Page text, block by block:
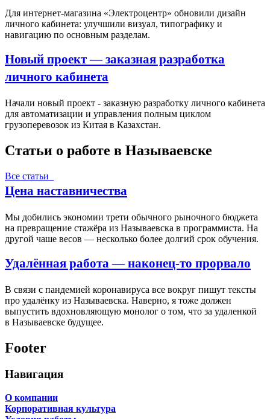
Для интернет-магазина «Электроцентр» обновили дизайн
личного кабинета: улучшили визуал, типографику и
навигацию по основным разделам.
Новый проект — заказная разработка
личного кабинета
Начали новый проект - заказную разработку личного кабинета
для автоматизации и управления полным циклом
грузоперевозок из Китая в Казахстан.
Статьи о работе в Называевске
Все статьи
Цена наставничества
Мы добились экономии трети обычного рыночного бюджета
на превращение стажёра из Называевска в программиста. На
другой чаше весов — несколько более долгий срок обучения.
Удалённая работа — наконец-то прорвало
В связи с пандемией коронавируса все вокруг пишут тексты
про удалёнку из Называевска. Наверно, я тоже должен
выпустить вдохновляющую монолог о том, что за удаленкой
в Называевске будущее.
Footer
Навигация
О компании
Корпоративная культура